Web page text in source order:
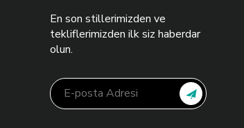
En son stillerimizden ve
tekliflerimizden ilk siz haberdar
olun.